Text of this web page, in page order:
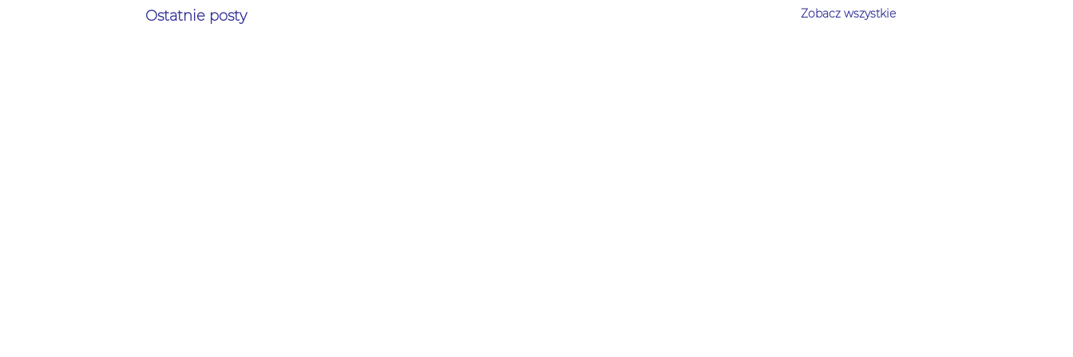
Ostatnie posty Zobacz wszystkie